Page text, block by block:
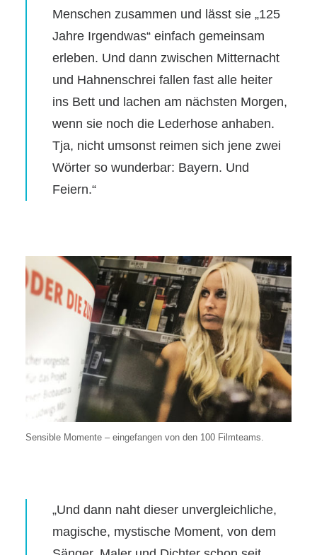
Menschen zusammen und lässt sie „125
Jahre Irgendwas“ einfach gemeinsam
erleben. Und dann zwischen Mitternacht
und Hahnenschrei fallen fast alle heiter
ins Bett und lachen am nächsten Morgen,
wenn sie noch die Lederhose anhaben.
Tja, nicht umsonst reimen sich jene zwei
Wörter so wunderbar: Bayern. Und
Feiern.“
Sensible Momente – eingefangen von den 100 Filmteams.
„Und dann naht dieser unvergleichliche,
magische, mystische Moment, von dem